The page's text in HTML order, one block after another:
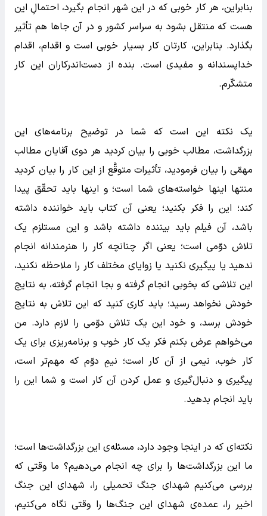
بنابراین، هر کار خوبی که در این شهر انجام بگیرد، احتمالِ این
هست که منتقل بشود به سراسر کشور و در آن جاها هم تأثیر
بگذارد. بنابراین، کارتان کار بسیار خوبی است و اقدام، اقدام
خداپسندانه و مفیدی است. بنده از دست‌اندرکاران این کار
متشکّرم.
یک نکته این است که شما در توضیح برنامه‌های این
بزرگداشت، مطالب خوبی را بیان کردید هر دوی آقایان مطالب
مهمّی را بیان فرمودید، تأثیرات متوقَّع از این کار را بیان کردید
منتها اینها خواسته‌های شما است؛ و اینها باید تحقّق پیدا
کند؛ این را فکر بکنید؛ یعنی آن کتاب باید خواننده داشته
باشد، آن فیلم باید بیننده داشته باشد و این مستلزم یک
تلاش دوّمی است؛ یعنی اگر چنانچه کار را هنرمندانه انجام
ندهید یا پیگیری نکنید یا زوایای مختلف کار را ملاحظه نکنید،
این تلاشی که بخوبی انجام گرفته و بجا انجام گرفته، به نتایج
خودش نخواهد رسید؛ باید کاری کنید که این تلاش به نتایج
خودش برسد، و خود این یک تلاش دوّمی را لازم دارد. من
می‌خواهم عرض بکنم فکر یک کار خوب و برنامه‌ریزی برای یک
کار خوب، نیمی از آن کار است؛ نیمِ دوّم که مهم‌تر است،
پیگیری و دنبال‌گیری و عمل کردن آن کار است و شما این را
باید انجام بدهید.
نکته‌ای که در اینجا وجود دارد، مسئله‌ی این بزرگداشت‌ها است؛
ما این بزرگداشت‌ها را برای چه انجام می‌دهیم؟ ما وقتی که
بررسی می‌کنیم شهدای جنگ تحمیلی را، شهدای این جنگ
اخیر را، عمده‌ی شهدای این جنگ‌ها را وقتی نگاه می‌کنیم،